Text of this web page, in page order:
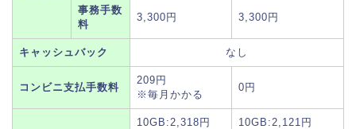
事務手数
料
3,300円 3,300円
キャッシュバック なし
コンビニ支払手数料
209円
※毎月かかる
0円
10GB:2,318円
10GB:2,121円